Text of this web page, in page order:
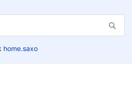
home.saxo